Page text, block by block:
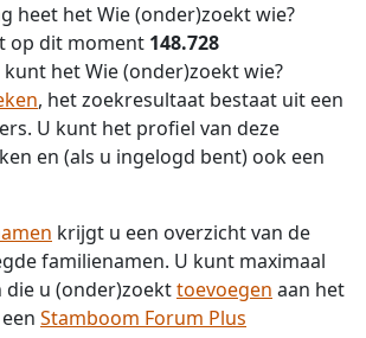
heet het Wie (onder)zoekt wie?
op dit moment 148.728
het Wie (onder)zoekt wie?
, het zoekresultaat bestaat uit een
U kunt het profiel van deze
en (als u ingelogd bent) ook een
krijgt u een overzicht van de
familienamen. U kunt maximaal
die u (onder)zoekttoevoegen aan het
Stamboom Forum Plus